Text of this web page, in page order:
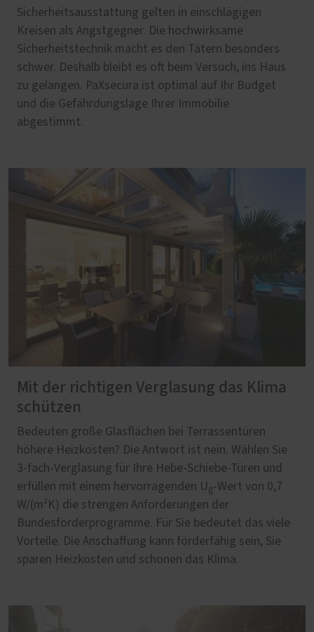
Sicherheitsausstattung gelten in einschlägigen
Kreisen als Angstgegner. Die hochwirksame
Sicherheitstechnik macht es den Tätern besonders
schwer. Deshalb bleibt es oft beim Versuch, ins Haus
zu gelangen. PaXsecura ist optimal auf Ihr Budget
und die Gefährdungslage Ihrer Immobilie
abgestimmt.
Mit der richtigen Verglasung das Klima
schützen
Bedeuten große Glasflächen bei Terrassentüren
höhere Heizkosten? Die Antwort ist nein. Wählen Sie
3-fach-Verglasung für Ihre Hebe-Schiebe-Türen und
erfüllen mit einem hervorragenden U g-Wert von 0,7
W/(m²K) die strengen Anforderungen der
Bundesförderprogramme. Für Sie bedeutet das viele
Vorteile. Die Anschaffung kann förderfähig sein, Sie
sparen Heizkosten und schonen das Klima.